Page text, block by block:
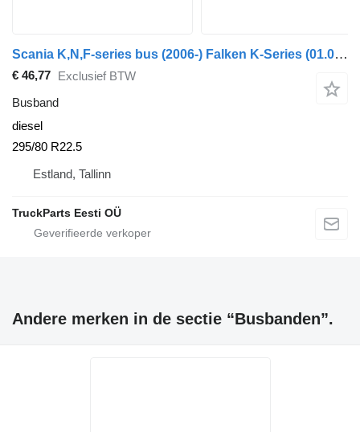
Scania K,N,F-series bus (2006-) Falken K-Series (01.06-)
€ 46,77 Exclusief BTW
Busband
diesel
295/80 R22.5
Estland, Tallinn
TruckParts Eesti OÜ
Andere merken in de sectie “Busbanden”.